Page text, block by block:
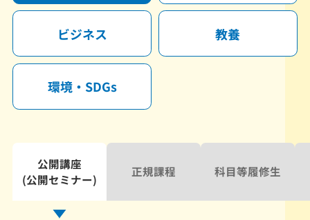
ビジネス 教養
環境・SDGs
公開講座
(公開セミナー)
正規課程 科目等履修生